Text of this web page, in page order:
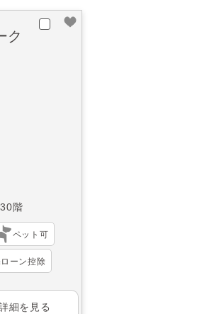
ク
階
ペット可
ーン控除
細を見る